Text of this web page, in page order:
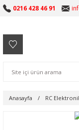
0216 428 46 91
Anasayfa RC